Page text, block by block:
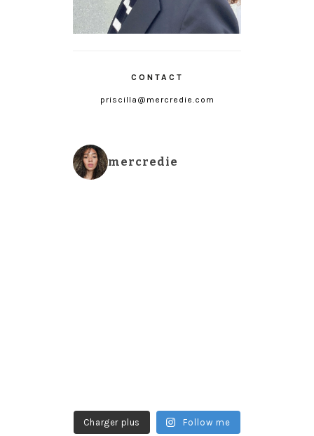
CONTACT
priscilla@mercredie.com
mercredie
Charger plus Follow me